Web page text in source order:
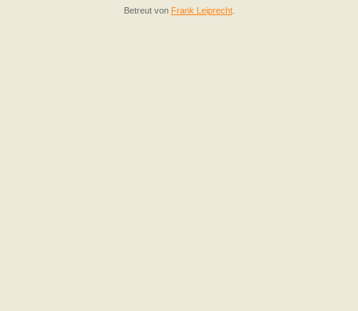
Betreut von Frank Leiprecht.